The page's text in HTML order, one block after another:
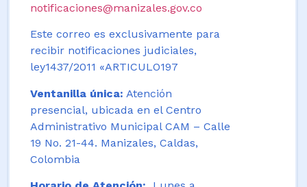
notificaciones@manizales.gov.co
Este correo es exclusivamente para
recibir notificaciones judiciales,
ley1437/2011 «ARTICULO197
Ventanilla única: Atención
presencial, ubicada en el Centro
Administrativo Municipal CAM – Calle
19 No. 21-44. Manizales, Caldas,
Colombia